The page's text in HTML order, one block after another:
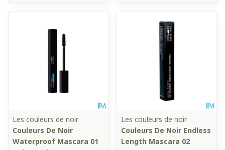
Les couleurs de noir
Couleurs De Noir
Waterproof Mascara 01
Les couleurs de noir
Couleurs De Noir Endless
Length Mascara 02